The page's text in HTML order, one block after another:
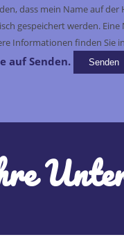
dass mein Name auf
gespeichert werden.
Informationen finden Sie
auf Senden.